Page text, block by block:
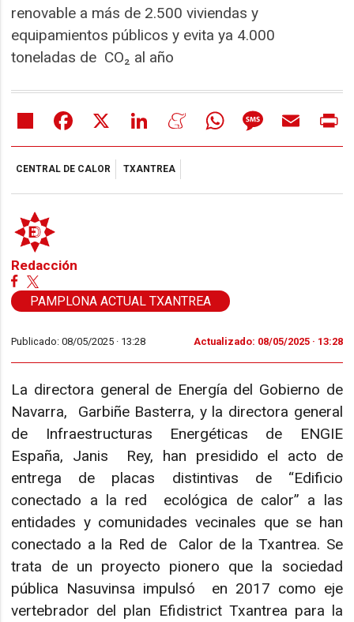
renovable a más de 2.500 viviendas y
equipamientos públicos y evita ya 4.000
toneladas de CO₂ al año
Share Facebook LinkedIn MeneameWhatsAppMessageEmail
CENTRAL DE CALOR TXANTREA
Redacción
PAMPLONA ACTUAL TXANTREA
Publicado: 08/05/2025 · 13:28 Actualizado: 08/05/2025 · 13:28
La directora general de Energía del Gobierno de
Navarra, Garbiñe Basterra, y la directora general
de Infraestructuras Energéticas de ENGIE
España, Janis Rey, han presidido el acto de
entrega de placas distintivas de “Edificio
conectado a la red ecológica de calor” a las
entidades y comunidades vecinales que se han
conectado a la Red de Calor de la Txantrea. Se
trata de un proyecto pionero que la sociedad
pública Nasuvinsa impulsó en 2017 como eje
vertebrador del plan Efidistrict Txantrea para la